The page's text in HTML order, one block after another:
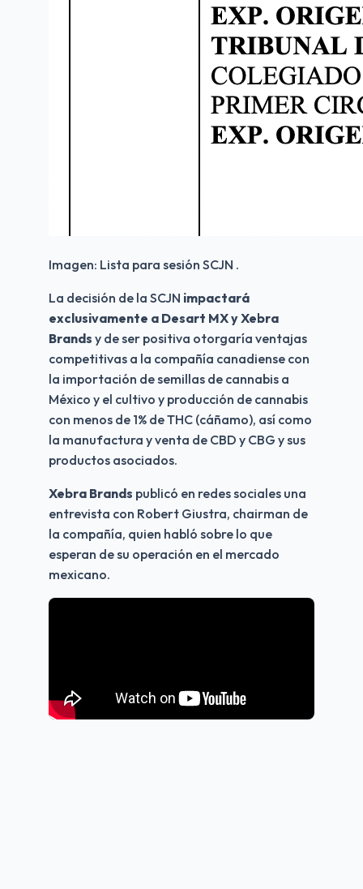
Imagen: Lista para sesión SCJN .
La decisión de la SCJN impactará
exclusivamente a Desart MX y Xebra
Brands y de ser positiva otorgaría ventajas
competitivas a la compañía canadiense con
la importación de semillas de cannabis a
México y el cultivo y producción de cannabis
con menos de 1% de THC (cáñamo), así como
la manufactura y venta de CBD y CBG y sus
productos asociados.
Xebra Brands publicó en redes sociales una
entrevista con Robert Giustra, chairman de
la compañía, quien habló sobre lo que
esperan de su operación en el mercado
mexicano.